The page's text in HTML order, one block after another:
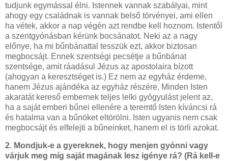
tudjunk egymással élni. Istennek vannak szabályai, mint
ahogy egy családnak is vannak belső törvényei, ami ellen
ha vétek, akkor a nap végén azt rendbe kell hoznom. Istentől
a szentgyónásban kérünk bocsánatot. Neki az a nagy
előnye, ha mi bűnbánattal tesszük ezt, akkor biztosan
megbocsájt. Ennek szentségi pecsétje a bűnbánat
szentsége, amit ráadásul Jézus az apostolaira bízott
(ahogyan a keresztséget is.) Ez nem az egyház érdeme,
hanem Jézus ajándéka az egyház részére. Minden Isten
akaratát kereső embernek teljes lelki gyógyulást jelent az,
ha a saját emberi bűnei ellenére a teremtő Isten kíváncsi rá
és hatalma van a bűnöket eltörölni. Isten ugyanis nem csak
megbocsájt és elfelejti a bűneinket, hanem el is törli azokat.
2. Mondjuk-e a gyereknek, hogy menjen gyónni vagy
várjuk meg míg saját magának lesz igénye rá? (Rá kell-e